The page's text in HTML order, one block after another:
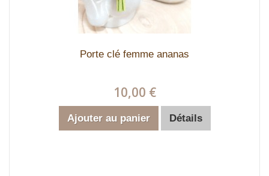
Porte clé femme ananas
10,00 €
Ajouter au panier Détails